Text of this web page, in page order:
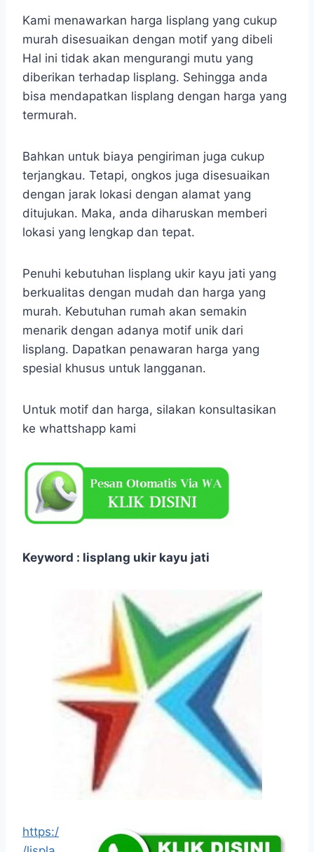
Kami menawarkan harga lisplang yang cukup
murah disesuaikan dengan motif yang dibeli
Hal ini tidak akan mengurangi mutu yang
diberikan terhadap lisplang. Sehingga anda
bisa mendapatkan lisplang dengan harga yang
termurah.
Bahkan untuk biaya pengiriman juga cukup
terjangkau. Tetapi, ongkos juga disesuaikan
dengan jarak lokasi dengan alamat yang
ditujukan. Maka, anda diharuskan memberi
lokasi yang lengkap dan tepat.
Penuhi kebutuhan lisplang ukir kayu jati yang
berkualitas dengan mudah dan harga yang
murah. Kebutuhan rumah akan semakin
menarik dengan adanya motif unik dari
lisplang. Dapatkan penawaran harga yang
spesial khusus untuk langganan.
Untuk motif dan harga, silakan konsultasikan
ke whattshapp kami
Keyword : lisplang ukir kayu jati
https:/